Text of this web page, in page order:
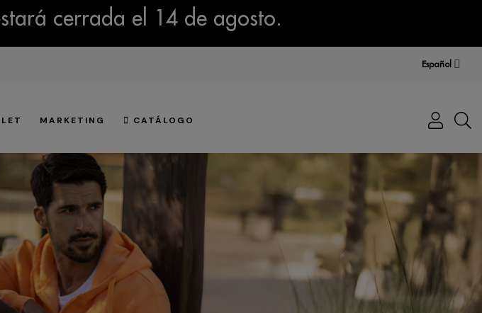
cerrada el 14 de agosto.
Español
MARKETING CATÁLOGO